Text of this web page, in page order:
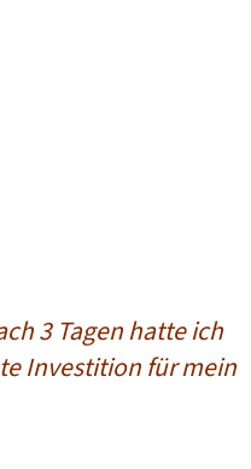
3 Tagen hatte ich
Investition für mein